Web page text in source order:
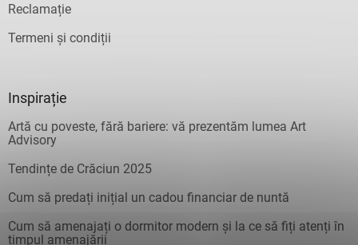
Reclamație
Termeni și condiții
Inspirație
Artă cu poveste, fără bariere: vă prezentăm lumea Art
Advisory
Tendințe de Crăciun 2025
Cum să predați inițial un cadou financiar de nuntă
Cum să amenajați o dormitor modern și la ce să fiți atenți în
timpul amenajării